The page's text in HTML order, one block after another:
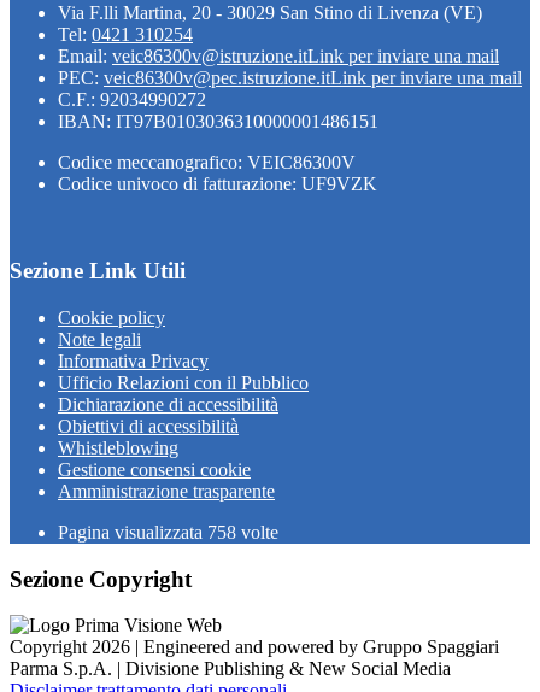
Via F.lli Martina, 20 - 30029 San Stino di Livenza (VE)
Tel: 0421 310254
Email: veic86300v@istruzione.itLink per inviare una mail
PEC: veic86300v@pec.istruzione.itLink per inviare una mail
C.F.: 92034990272
IBAN: IT97B0103036310000001486151
Codice meccanografico: VEIC86300V
Codice univoco di fatturazione: UF9VZK
Sezione Link Utili
Cookie policy
Note legali
Informativa Privacy
Ufficio Relazioni con il Pubblico
Dichiarazione di accessibilità
Obiettivi di accessibilità
Whistleblowing
Gestione consensi cookie
Amministrazione trasparente
Pagina visualizzata 758 volte
Sezione Copyright
Copyright 2026 | Engineered and powered by Gruppo Spaggiari
Parma S.p.A. | Divisione Publishing & New Social Media